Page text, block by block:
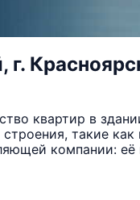
квартир в
такие как
компании: её